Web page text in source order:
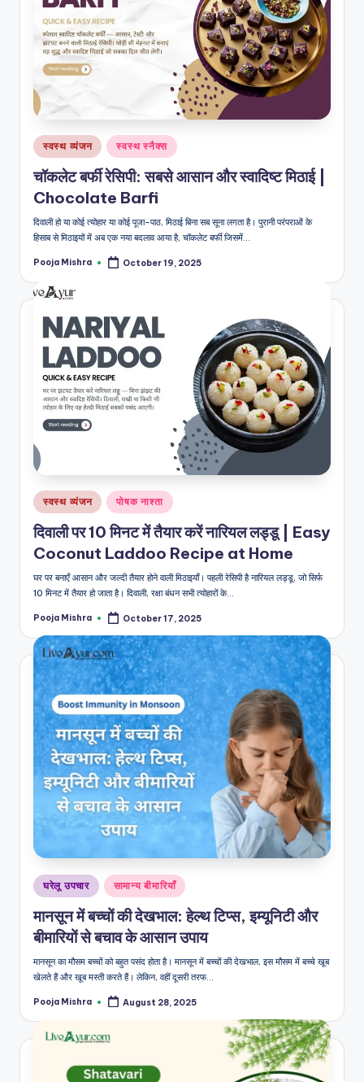
Posted
in
स्वस्थ व्यंजन स्वस्थ स्नैक्स
चॉकलेट बर्फी रेसिपी: सबसे आसान और स्वादिष्ट मिठाई |
Chocolate Barfi
दिवाली हो या कोई त्योहार या कोई पूजा-पाठ, मिठाई बिना सब सूना लगता है। पुरानी परंपराओं के
हिसाब से मिठाइयों में अब एक नया बदलाव आया है, चॉकलेट बर्फी जिसमें…
Posted
Pooja Mishra October 19, 2025
Posted
in
स्वस्थ व्यंजन पोषक नाश्ता
दिवाली पर 10 मिनट में तैयार करें नारियल लड्डू | Easy
Coconut Laddoo Recipe at Home
घर पर बनाएँ आसान और जल्दी तैयार होने वाली मिठाइयाँ। पहली रेसिपी है नारियल लड्डू, जो सिर्फ
10 मिनट में तैयार हो जाता है। दिवाली, रक्षा बंधन सभी त्योहारों के…
Posted
Pooja Mishra October 17, 2025
Posted
in
घरेलू उपचार सामान्य बीमारियाँ
मानसून में बच्चों की देखभाल: हेल्थ टिप्स, इम्यूनिटी और
बीमारियों से बचाव के आसान उपाय
मानसून का मौसम बच्चों को बहुत पसंद होता है। मानसून में बच्चों की देखभाल, इस मौसम में बच्चे खूब
खेलते हैं और खूब मस्ती करते हैं। लेकिन, वहीं दूसरी तरफ…
Posted
Pooja Mishra August 28, 2025